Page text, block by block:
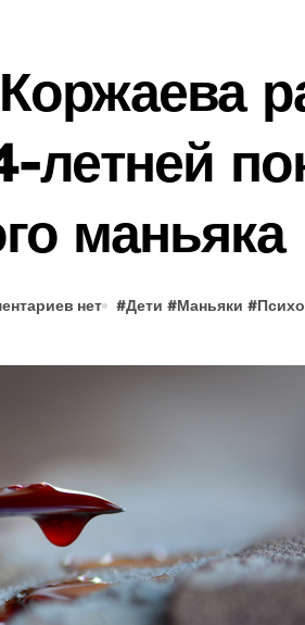
летней
маньяка
нет #Дети #Маньяки #